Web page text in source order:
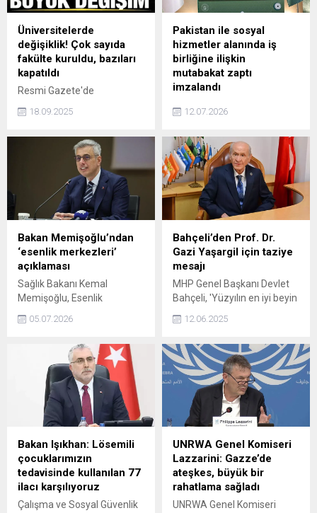
Üniversitelerde
değişiklik! Çok sayıda
fakülte kuruldu, bazıları
kapatıldı
Resmi Gazete'de
üniversitelerde yeni fakülte,
kuruldu, bazı yüksekokullar
kapatıldı ve bazı fakültelerin
adları değiştirildi.
18.09.2025
Pakistan ile sosyal
hizmetler alanında iş
birliğine ilişkin
mutabakat zaptı
imzalandı
Bakanı Mahinur Özdemir
İnsan Hakları Bakanı Azam
Nazeer Tarar, iki ülke
arasında sosyal hizmetler
alanında iş birliğini
desteklemek ve
güçlendirmek amacıyla
hazırlanan mutabakat
zaptını imzaladı.
12.07.2026
Bakan Memişoğlu’ndan
‘esenlik merkezleri’
açıklaması
Sağlık Bakanı Kemal
Memişoğlu, Esenlik
kapsamında kurulacak
kişiye özel programlarla
koruyucu, destekleyici ve
rehabilite edici bir hizmet
modeli sunulacağını açıkladı.
05.07.2026
Bahçeli’den Prof. Dr.
Gazi Yaşargil için taziye
mesajı
MHP Genel Başkanı Devlet
Bahçeli, 'Yüzyılın en iyi beyin
bugün hayatını kaybeden
taziye mesajı yayımladı.
12.06.2025
Bakan Işıkhan: Lösemili
çocuklarımızın
tedavisinde kullanılan 77
ilacı karşılıyoruz
Çalışma ve Sosyal Güvenlik
UNRWA Genel Komiseri
Lazzarini: Gazze’de
ateşkes, büyük bir
rahatlama sağladı
UNRWA Genel Komiseri